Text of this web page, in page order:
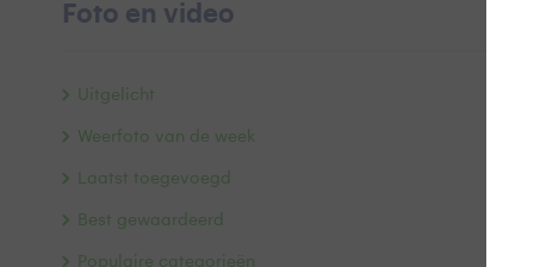
Foto en video
Uitgelicht
Weerfoto van de week
Laatst toegevoegd
Best gewaardeerd
Populaire categorieën